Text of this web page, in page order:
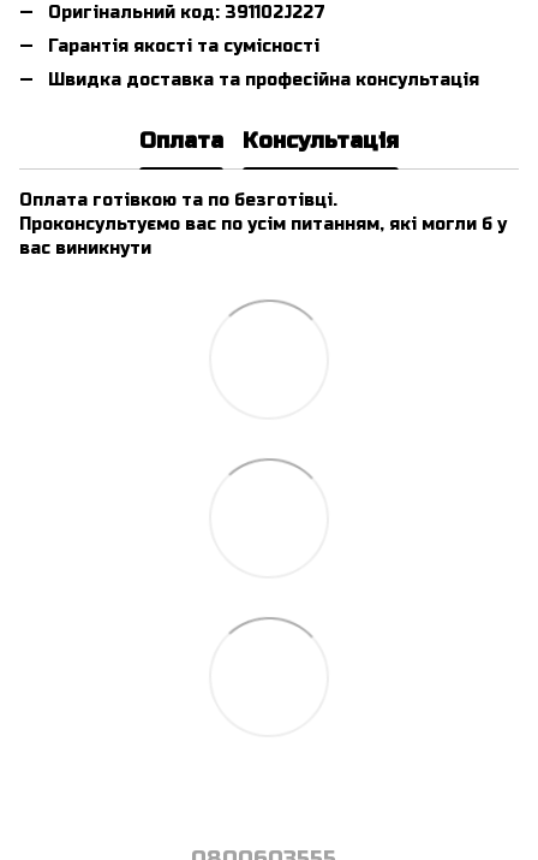
Оригінальний код: 391102J227
Гарантія якості та сумісності
Швидка доставка та професійна консультація
Оплата Консультація
Оплата готівкою та по безготівці.
Проконсультуємо вас по усім питанням, які могли б у
вас виникнути